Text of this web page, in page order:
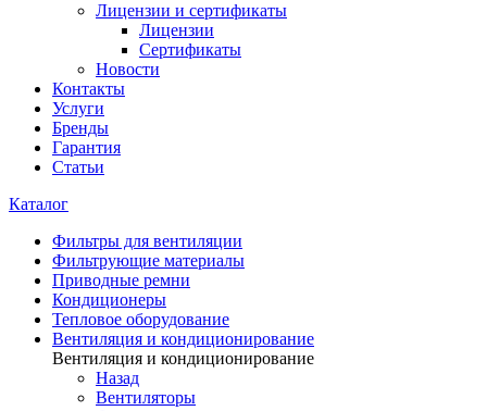
Лицензии и сертификаты
Лицензии
Сертификаты
Новости
Контакты
Услуги
Бренды
Гарантия
Статьи
Каталог
Фильтры для вентиляции
Фильтрующие материалы
Приводные ремни
Кондиционеры
Тепловое оборудование
Вентиляция и кондиционирование
Вентиляция и кондиционирование
Назад
Вентиляторы